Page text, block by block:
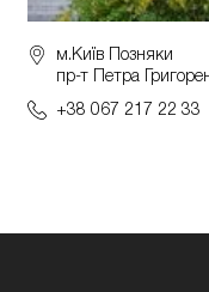
м.Київ Позняки
пр-т Петра
+38 067 217 22 33